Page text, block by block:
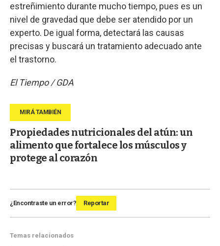
estreñimiento durante mucho tiempo, pues es un
nivel de gravedad que debe ser atendido por un
experto. De igual forma, detectará las causas
precisas y buscará un tratamiento adecuado ante
el trastorno.
El Tiempo / GDA
Propiedades nutricionales del atún: un
alimento que fortalece los músculos y
protege al corazón
¿Encontraste un error? Reportar
Temas relacionados